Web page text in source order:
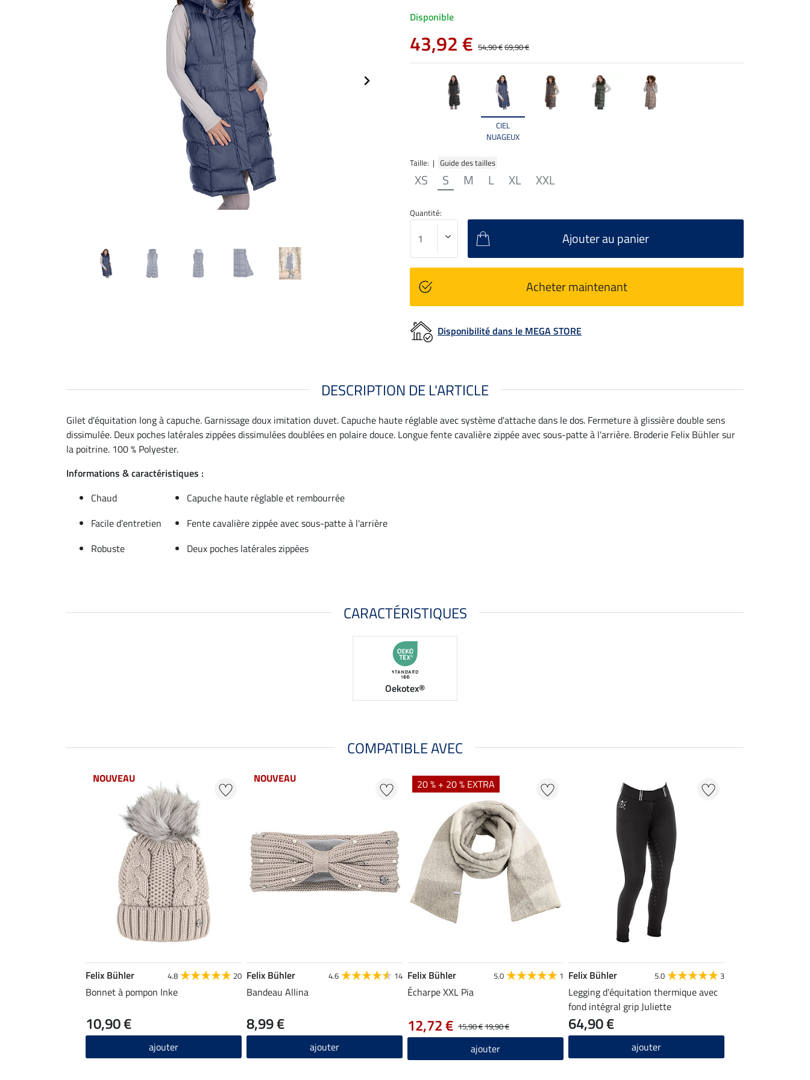
CIEL
NUAGEUX
Taille: | Guide des tailles
XS S M L XL XXL
Disponible
43,92 € 54,90 €69,90 €
Quantité:
Ajouter au panier
Acheter maintenant
Disponibilité dans le MEGA STORE
DESCRIPTION DE L'ARTICLE
Gilet d'équitation long à capuche. Garnissage doux imitation duvet. Capuche haute réglable avec système d'attache dans le dos. Fermeture à glissière double sens
dissimulée. Deux poches latérales zippées dissimulées doublées en polaire douce. Longue fente cavalière zippée avec sous-patte à l'arrière. Broderie Felix Bühler sur
la poitrine. 100 % Polyester.
Informations & caractéristiques :
Chaud
Capuche haute réglable et rembourrée
Facile d'entretien
Fente cavalière zippée avec sous-patte à l'arrière
Robuste
Deux poches latérales zippées
CARACTÉRISTIQUES
Oekotex®
COMPATIBLE AVEC
NOUVEAU
Felix Bühler 4.8 20
Bonnet à pompon Inke
10,90 €
ajouter
NOUVEAU
Felix Bühler 4.6 14
Bandeau Allina
8,99 €
ajouter
20 % + 20 % EXTRA
Felix Bühler 5.0 1
Écharpe XXL Pia
15,90 €19,90 €
12,72 €
ajouter
Felix Bühler 5.0 3
Legging d'équitation thermique avec
fond intégral grip Juliette
64,90 €
ajouter